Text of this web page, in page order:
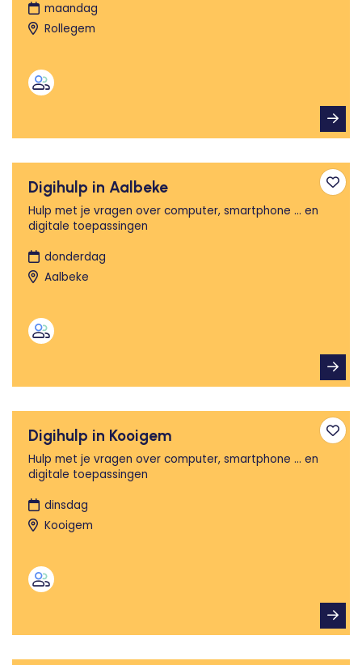
maandag
Rollegem
Digihulp in Aalbeke
Hulp met je vragen over computer, smartphone ... en
digitale toepassingen
donderdag
Aalbeke
Digihulp in Kooigem
Hulp met je vragen over computer, smartphone ... en
digitale toepassingen
dinsdag
Kooigem